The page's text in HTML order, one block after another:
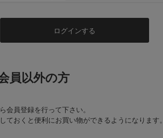
員以外の方
会員登録を行って下さい。
ておくと便利にお買い物ができるようになります。